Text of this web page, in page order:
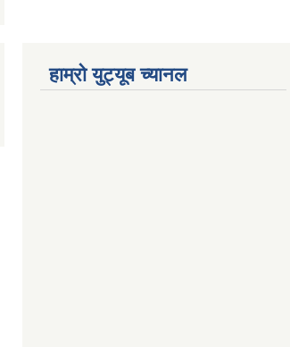
हाम्रो युट्यूब च्यानल